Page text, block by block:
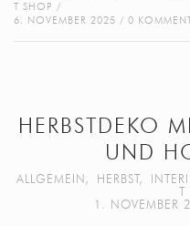
T SHOP
6. NOVEMBER 2025
0
HERBSTDEKO
UND
ALLGEMEIN , HERBST ,
1. NOVEMBER